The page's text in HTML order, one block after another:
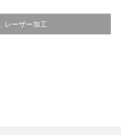
レーザー加工